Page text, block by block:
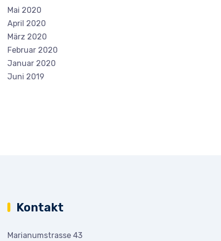
Mai 2020
April 2020
März 2020
Februar 2020
Januar 2020
Juni 2019
Kontakt
Marianumstrasse 43